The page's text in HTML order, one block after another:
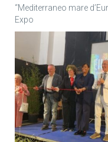
“Mediterraneo mare
Expo